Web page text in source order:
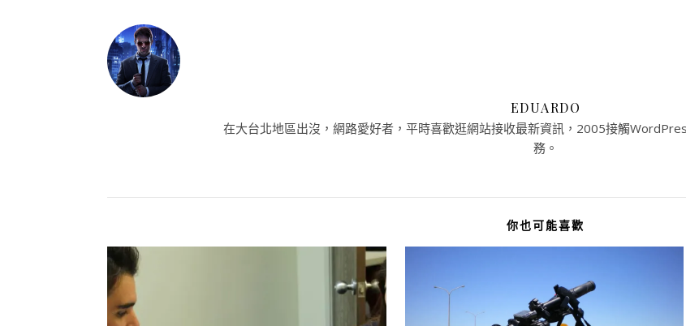
EDUARDO
在大台北地區出沒，網路愛好者，平時喜歡逛網站接收最新資訊，2005接觸
務。
你也可能喜歡